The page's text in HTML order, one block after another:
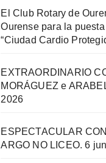
El Club Rotary de
Ourense para la
“Ciudad Cardio
EXTRAORDINARIO
MORÁGUEZ e
2026
ESPECTACULAR
ARGO NO LICEO. 6